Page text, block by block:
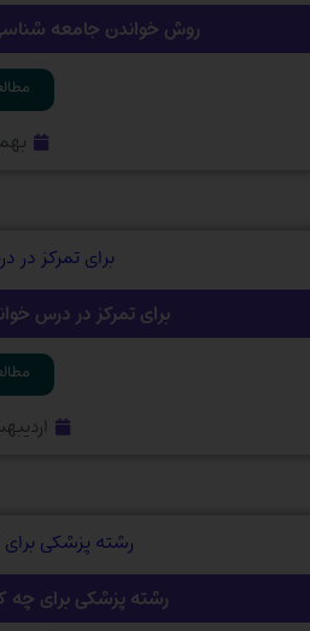
روش خواندن جامعه شناسی
بهمن
برای تمرکز در درس
اردیبهشت
رشته پزشکی برای چه